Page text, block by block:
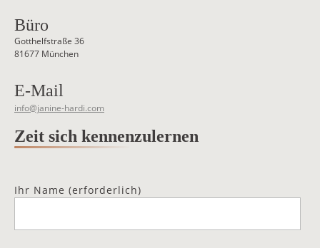
Büro
Gotthelfstraße 36
81677 München
E-Mail
info@janine-hardi.com
Zeit sich kennenzulernen
Ihr Name (erforderlich)